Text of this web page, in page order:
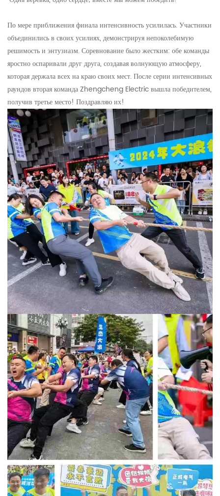
По мере приближения финала интенсивность усилилась. Участники
объединились в своих усилиях, демонстрируя непоколебимую
решимость и энтузиазм. Соревнование было жестким: обе команды
яростно оспаривали друг друга, создавая волнующую атмосферу,
которая держала всех на краю своих мест. После серии интенсивных
раундов вторая команда Zhengcheng Electric вышла победителем,
получив третье место! Поздравляю их!